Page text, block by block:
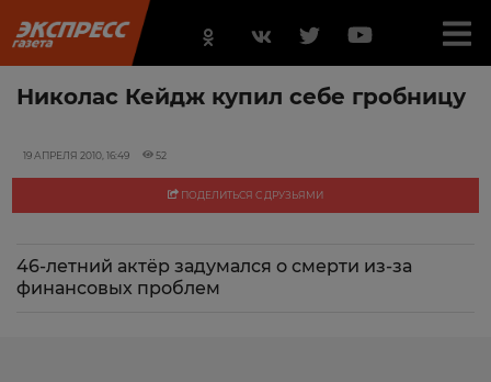
Николас Кейдж купил себе гробницу
19 АПРЕЛЯ 2010, 16:49 52
ПОДЕЛИТЬСЯ С ДРУЗЬЯМИ
46-летний актёр задумался о смерти из-за
финансовых проблем